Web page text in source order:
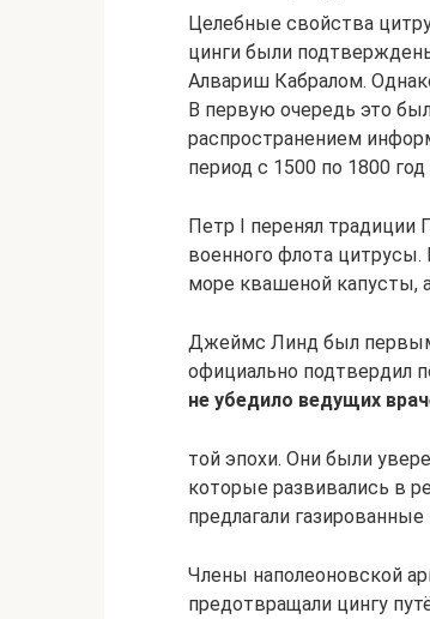
Целебные свойства
цинги были
Алвариш Кабралом.
В первую очередь это
распространением
период с 1500 по 1800
Петр I перенял традиции
военного флота
море квашеной
Джеймс Линд был первым
официально подтвердил
не убедило ведущих
той эпохи. Они были
которые развивались в
предлагали
Члены наполеоновской
предотвращали цингу